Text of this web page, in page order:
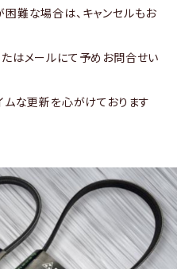
難な場合は、キャンセルもお
はメールにて予めお問合せい
ムな更新を心がけております